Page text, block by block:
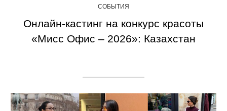
СОБЫТИЯ
Онлайн-кастинг на конкурс красоты
«Мисс Офис – 2026»: Казахстан